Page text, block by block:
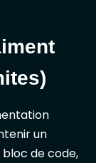
un
de code,